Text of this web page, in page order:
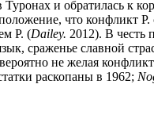
и обратилась к
что конфликт
Р. (Dailey. 2012). В честь
сраженье славной
не желая
раскопаны в 1962;